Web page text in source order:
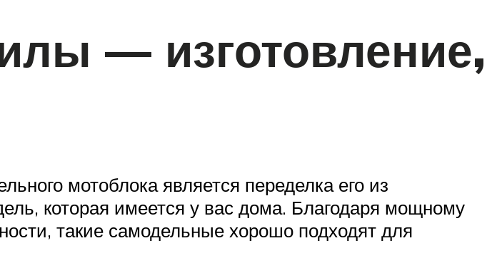
— изготовление,
мотоблока является переделка его из
которая имеется у вас дома. Благодаря мощному
такие самодельные хорошо подходят для